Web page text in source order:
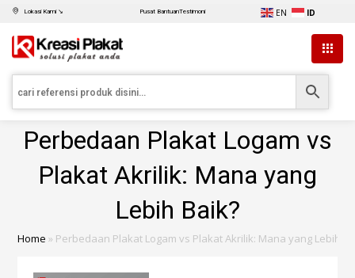
Lokasi Kami ↘ Pusat BantuanTestimoni EN ID
Perbedaan Plakat Logam vs
Plakat Akrilik: Mana yang
Lebih Baik?
Home » Perbedaan Plakat Logam vs Plakat Akrilik: Mana yang Lebih